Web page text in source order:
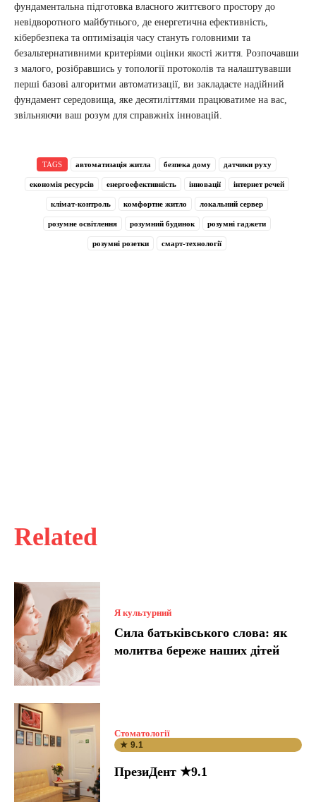
Related
Я культурний
Сила батьківського слова: як
молитва береже наших дітей
Стоматології
★ 9.1
ПрезиДент ★9.1
фундаментальна підготовка власного життєвого простору до
невідворотного майбутнього, де енергетична ефективність,
кібербезпека та оптимізація часу стануть головними та
безальтернативними критеріями оцінки якості життя. Розпочавши
з малого, розібравшись у топології протоколів та налаштувавши
перші базові алгоритми автоматизації, ви закладаєте надійний
фундамент середовища, яке десятиліттями працюватиме на вас,
звільняючи ваш розум для справжніх інновацій.
TAGS автоматизація житла безпека дому датчики руху
економія ресурсів енергоефективність інновації інтернет речей
клімат-контроль комфортне житло локальний сервер
розумне освітлення розумний будинок розумні гаджети
розумні розетки смарт-технології